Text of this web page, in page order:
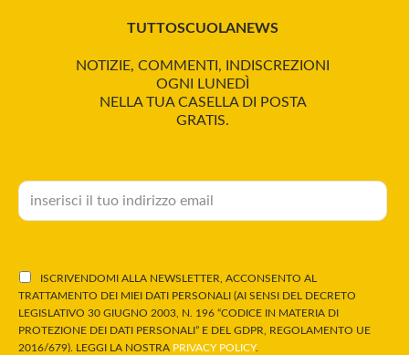
TUTTOSCUOLANEWS
NOTIZIE, COMMENTI, INDISCREZIONI
OGNI LUNEDÌ
NELLA TUA CASELLA DI POSTA
GRATIS.
ISCRIVENDOMI ALLA NEWSLETTER, ACCONSENTO AL
TRATTAMENTO DEI MIEI DATI PERSONALI (AI SENSI DEL DECRETO
LEGISLATIVO 30 GIUGNO 2003, N. 196 “CODICE IN MATERIA DI
PROTEZIONE DEI DATI PERSONALI” E DEL GDPR, REGOLAMENTO UE
2016/679). LEGGI LA NOSTRA PRIVACY POLICY.